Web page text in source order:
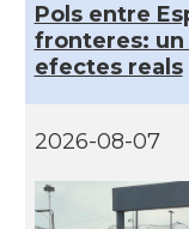
Pols entre
fronteres: un
efectes reals
2026-08-07